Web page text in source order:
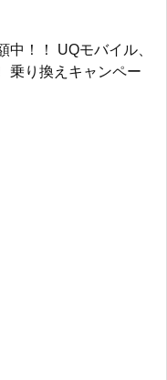
中！！ UQモバイル、
乗り換えキャンペー